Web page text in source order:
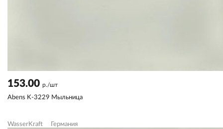
153.00 р./шт
Abens K-3229 Мыльница
WasserKraft Германия